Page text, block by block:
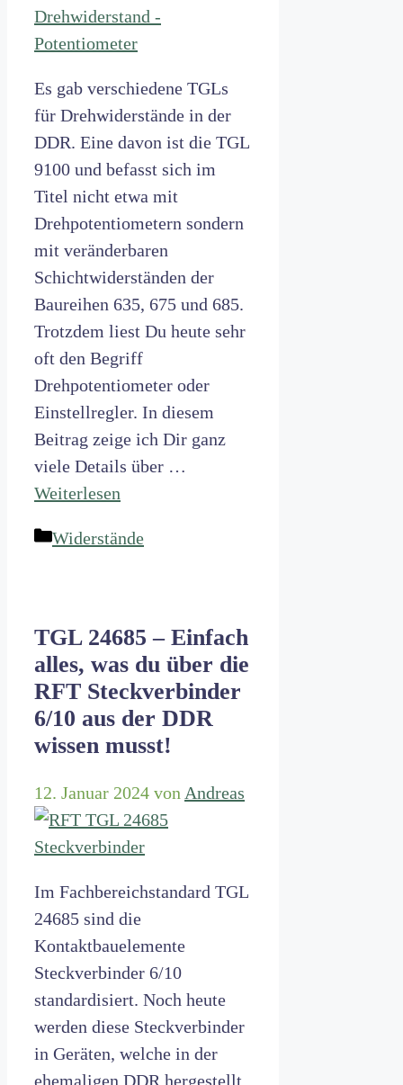
Es gab verschiedene TGLs
für Drehwiderstände in der
DDR. Eine davon ist die TGL
9100 und befasst sich im
Titel nicht etwa mit
Drehpotentiometern sondern
mit veränderbaren
Schichtwiderständen der
Baureihen 635, 675 und 685.
Trotzdem liest Du heute sehr
oft den Begriff
Drehpotentiometer oder
Einstellregler. In diesem
Beitrag zeige ich Dir ganz
viele Details über …
Weiterlesen
Kategorien
Widerstände
TGL 24685 – Einfach
alles, was du über die
RFT Steckverbinder
6/10 aus der DDR
wissen musst!
12. Januar 2024 von Andreas
Im Fachbereichstandard TGL
24685 sind die
Kontaktbauelemente
Steckverbinder 6/10
standardisiert. Noch heute
werden diese Steckverbinder
in Geräten, welche in der
ehemaligen DDR hergestellt